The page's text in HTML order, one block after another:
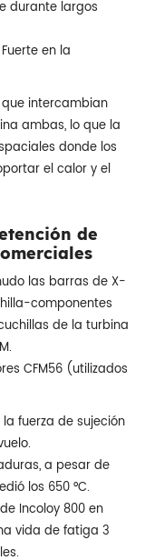
durante largos
en la
intercambian
ambas, lo que la
donde los
el calor y el
de
las barras de X-
componentes
de la turbina
CFM56 (utilizados
fuerza de sujeción
a pesar de
los 650 °C.
Incoloy 800 en
vida de fatiga 3